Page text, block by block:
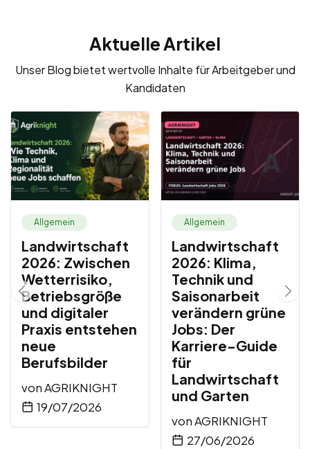
Aktuelle Artikel
Unser Blog bietet wertvolle Inhalte für Arbeitgeber und
Kandidaten
Allgemein
Landwirtschaft
2026: Zwischen
Wetterrisiko,
Betriebsgröße
und digitaler
Praxis entstehen
neue
Berufsbilder
vonAGRIKNIGHT
19/07/2026
Allgemein
Landwirtschaft
2026: Klima,
Technik und
Saisonarbeit
verändern grüne
Jobs: Der
Karriere-Guide
für
Landwirtschaft
und Garten
vonAGRIKNIGHT
27/06/2026